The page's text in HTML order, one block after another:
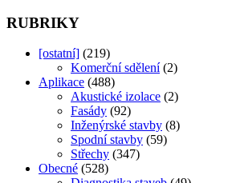
RUBRIKY
[ostatní] (219)
Komerční sdělení (2)
Aplikace (488)
Akustické izolace (2)
Fasády (92)
Inženýrské stavby (8)
Spodní stavby (59)
Střechy (347)
Obecné (528)